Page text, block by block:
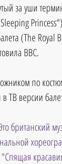
за уши
(The
BBC.
по
ТВ версии
британский